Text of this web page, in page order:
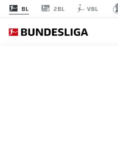
BL 2BL VBL